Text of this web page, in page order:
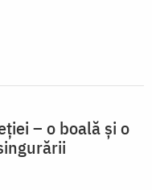
– o boală și o